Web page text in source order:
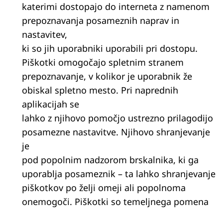
katerimi dostopajo do interneta z namenom
prepoznavanja posameznih naprav in
nastavitev,
ki so jih uporabniki uporabili pri dostopu.
Piškotki omogočajo spletnim stranem
prepoznavanje, v kolikor je uporabnik že
obiskal spletno mesto. Pri naprednih
aplikacijah se
lahko z njihovo pomočjo ustrezno prilagodijo
posamezne nastavitve. Njihovo shranjevanje
je
pod popolnim nadzorom brskalnika, ki ga
uporablja posameznik – ta lahko shranjevanje
piškotkov po želji omeji ali popolnoma
onemogoči. Piškotki so temeljnega pomena